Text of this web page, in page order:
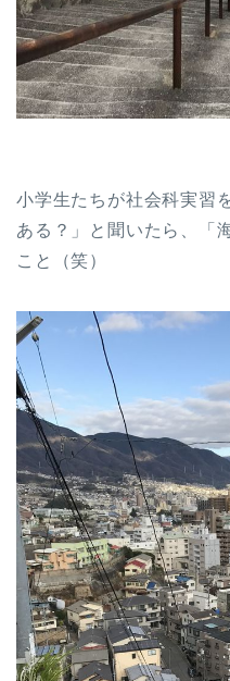
小学生たちが社会科実習
ある？」と聞いたら、「
こと（笑）